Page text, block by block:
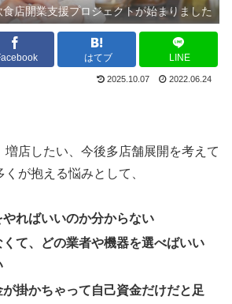
食店開業支援プロジェクトが始まりました
はてブ LINE
2025.10.07 2022.06.24
増店したい、今後多店舗展開を考えて
が抱える悩みとして、
やればいいのか分からない
て、どの業者や機器を選べばいい
掛かちゃって自己資金だけだと足